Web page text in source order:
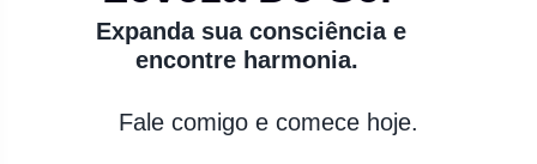
Expanda sua consciência e
encontre harmonia.
Fale comigo e comece hoje.